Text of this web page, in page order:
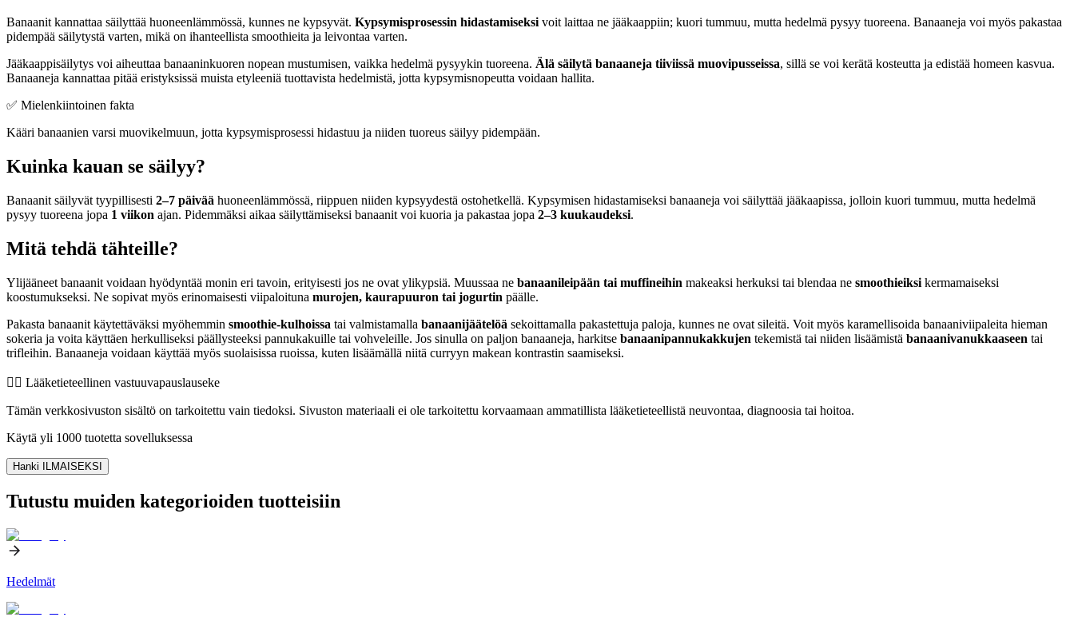
Banaanit kannattaa säilyttää huoneenlämmössä, kunnes ne kypsyvät. Kypsymisprosessin hidastamiseksi voit laittaa ne jääkaappiin; kuori tummuu, mutta hedelmä pysyy tuoreena. Banaaneja voi myös pakastaa
pidempää säilytystä varten, mikä on ihanteellista smoothieita ja leivontaa varten.
Jääkaappisäilytys voi aiheuttaa banaaninkuoren nopean mustumisen, vaikka hedelmä pysyykin tuoreena. Älä säilytä banaaneja tiiviissä muovipusseissa, sillä se voi kerätä kosteutta ja edistää homeen kasvua.
Banaaneja kannattaa pitää eristyksissä muista etyleeniä tuottavista hedelmistä, jotta kypsymisnopeutta voidaan hallita.
✅ Mielenkiintoinen fakta
Kääri banaanien varsi muovikelmuun, jotta kypsymisprosessi hidastuu ja niiden tuoreus säilyy pidempään.
Kuinka kauan se säilyy?
Banaanit säilyvät tyypillisesti 2–7 päivää huoneenlämmössä, riippuen niiden kypsyydestä ostohetkellä. Kypsymisen hidastamiseksi banaaneja voi säilyttää jääkaapissa, jolloin kuori tummuu, mutta hedelmä
pysyy tuoreena jopa 1 viikon ajan. Pidemmäksi aikaa säilyttämiseksi banaanit voi kuoria ja pakastaa jopa 2–3 kuukaudeksi.
Mitä tehdä tähteille?
Ylijääneet banaanit voidaan hyödyntää monin eri tavoin, erityisesti jos ne ovat ylikypsiä. Muussaa ne banaanileipään tai muffineihin makeaksi herkuksi tai blendaa ne smoothieiksi kermamaiseksi
koostumukseksi. Ne sopivat myös erinomaisesti viipaloituna murojen, kaurapuuron tai jogurtin päälle.
Pakasta banaanit käytettäväksi myöhemmin smoothie-kulhoissa tai valmistamalla banaanijäätelöä sekoittamalla pakastettuja paloja, kunnes ne ovat sileitä. Voit myös karamellisoida banaaniviipaleita hieman
sokeria ja voita käyttäen herkulliseksi päällysteeksi pannukakuille tai vohveleille. Jos sinulla on paljon banaaneja, harkitse banaanipannukakkujen tekemistä tai niiden lisäämistä banaanivanukkaaseen tai
trifleihin. Banaaneja voidaan käyttää myös suolaisissa ruoissa, kuten lisäämällä niitä curryyn makean kontrastin saamiseksi.
👨‍⚕️️ Lääketieteellinen vastuuvapauslauseke
Tämän verkkosivuston sisältö on tarkoitettu vain tiedoksi. Sivuston materiaali ei ole tarkoitettu korvaamaan ammatillista lääketieteellistä neuvontaa, diagnoosia tai hoitoa.
Käytä yli 1000 tuotetta sovelluksessa
Hanki ILMAISEKSI
Tutustu muiden kategorioiden tuotteisiin
Hedelmät